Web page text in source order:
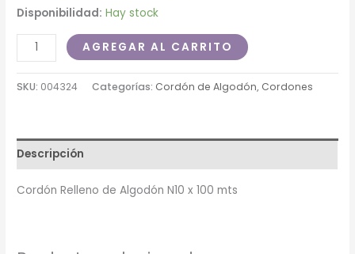
Disponibilidad: Hay stock
AGREGAR AL CARRITO
SKU: 004324 Categorías: Cordón de Algodón, Cordones
Descripción
Cordón Relleno de Algodón N10 x 100 mts